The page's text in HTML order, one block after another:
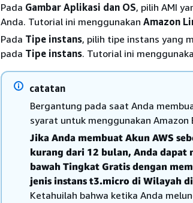
Pada Gambar Aplikasi dan OS, pilih AMI
Anda. Tutorial ini menggunakan Amazon
Pada Tipe instans, pilih tipe instans yang
pada Tipe instans. Tutorial ini
catatan
Bergantung pada saat Anda
syarat untuk menggunakan Amazon
Jika Anda membuat Akun AWS
kurang dari 12 bulan, Anda dapat
bawah Tingkat Gratis dengan
jenis instans t3.micro di Wilayah
Ketahuilah bahwa ketika Anda